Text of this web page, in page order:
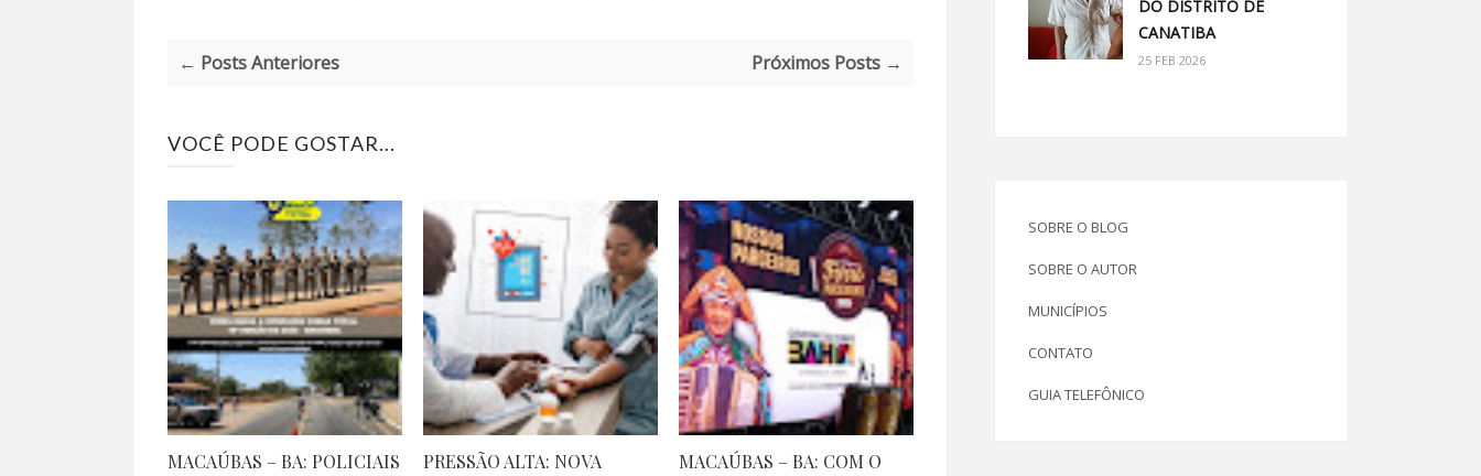
← Posts Anteriores Próximos Posts →
VOCÊ PODE GOSTAR...
MACAÚBAS – BA: POLICIAIS
PRESSÃO ALTA: NOVA
MACAÚBAS – BA: COM O
DO DISTRITO DE
CANATIBA
25 FEB 2026
SOBRE O BLOG
SOBRE O AUTOR
MUNICÍPIOS
CONTATO
GUIA TELEFÔNICO